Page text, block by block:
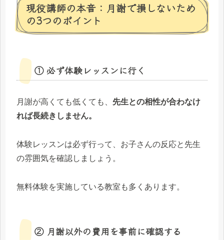
現役講師の本音：月謝で損しないため
の3つのポイント
① 必ず体験レッスンに行く
月謝が高くても低くても、 先生との相性が合わなけ
れば長続きしません。
体験レッスンは必ず行って、お子さんの反応と先生
の雰囲気を確認しましょう。
無料体験を実施している教室も多くあります。
② 月謝以外の費用を事前に確認する